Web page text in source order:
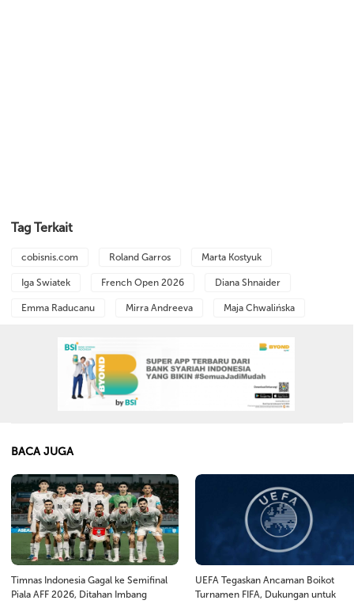
Tag Terkait
cobisnis.com Roland Garros Marta Kostyuk
Iga Swiatek French Open 2026 Diana Shnaider
Emma Raducanu Mirra Andreeva Maja Chwalińska
BACA JUGA
Timnas Indonesia Gagal ke Semifinal
Piala AFF 2026, Ditahan Imbang
UEFA Tegaskan Ancaman Boikot
Turnamen FIFA, Dukungan untuk